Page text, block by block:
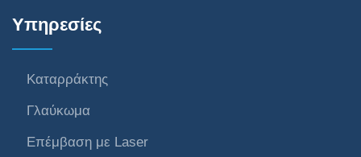
Υπηρεσίες
Καταρράκτης
Γλαύκωμα
Επέμβαση με Laser